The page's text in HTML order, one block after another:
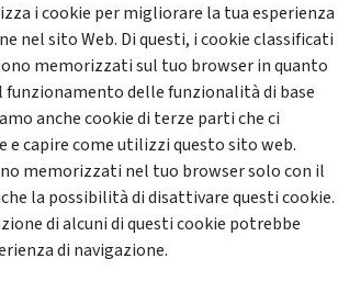
i cookie per migliorare la tua esperienza
nel sito Web. Di questi, i cookie classificati
memorizzati sul tuo browser in quanto
funzionamento delle funzionalità di base
anche cookie di terze parti che ci
e capire come utilizzi questo sito web.
memorizzati nel tuo browser solo con il
la possibilità di disattivare questi cookie.
di alcuni di questi cookie potrebbe
di navigazione.